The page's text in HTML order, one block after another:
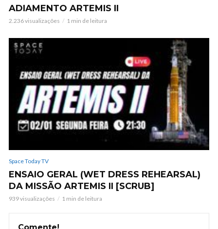
ADIAMENTO ARTEMIS II
2.236 visualizações 1 min de leitura
Space Today TV
ENSAIO GERAL (WET DRESS REHEARSAL)
DA MISSÃO ARTEMIS II [SCRUB]
939 visualizações 1 min de leitura